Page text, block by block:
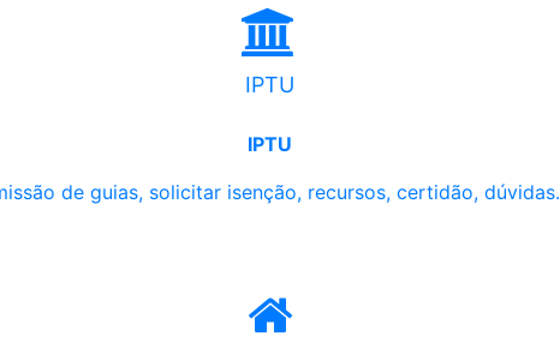
IPTU
IPTU
de guias, solicitar isenção, recursos, certidão, dúvidas.